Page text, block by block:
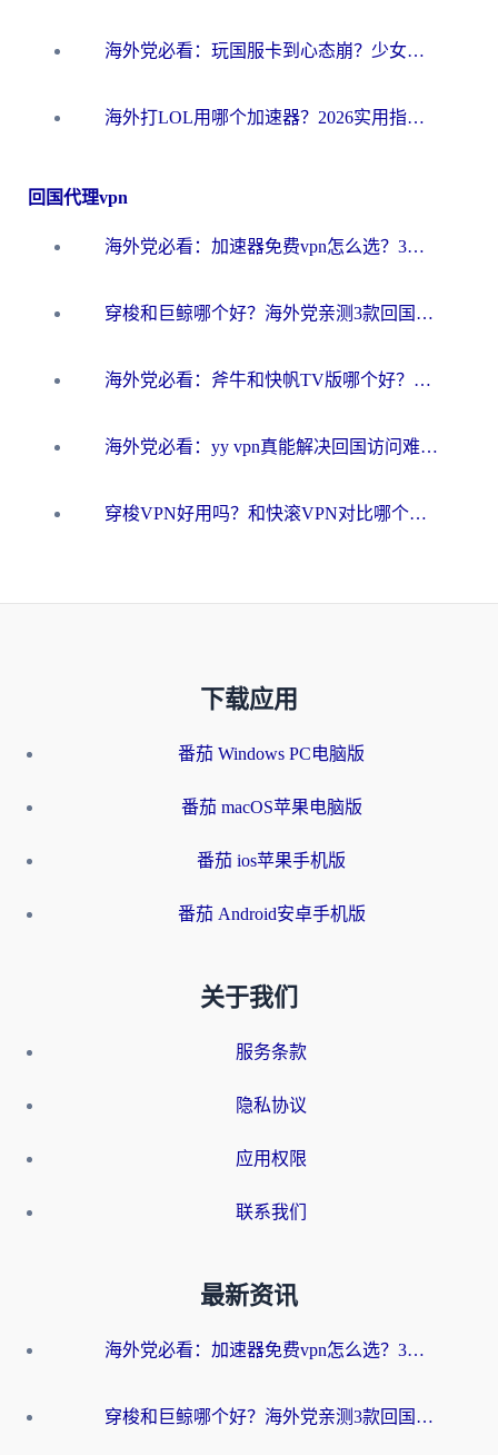
海外党必看：玩国服卡到心态崩？少女前线云图计划加速器免费推荐+碧蓝航线足球世界流畅攻略
海外打LOL用哪个加速器？2026实用指南：从延迟到设备适配，一篇解决你的国服游戏痛点
回国代理vpn
海外党必看：加速器免费vpn怎么选？3步教你无缝访问国内资源
穿梭和巨鲸哪个好？海外党亲测3款回国加速器，教你避开90%的坑
海外党必看：斧牛和快帆TV版哪个好？3分钟选对回国加速器，无缝刷B站、追热剧
海外党必看：yy vpn真能解决回国访问难题？附云极initap测评+免费方案对比
穿梭VPN好用吗？和快滚VPN对比哪个回国效果更好？海外党选回国加速器必看指南
下载应用
番茄 Windows PC电脑版
番茄 macOS苹果电脑版
番茄 ios苹果手机版
番茄 Android安卓手机版
关于我们
服务条款
隐私协议
应用权限
联系我们
最新资讯
海外党必看：加速器免费vpn怎么选？3步教你无缝访问国内资源
穿梭和巨鲸哪个好？海外党亲测3款回国加速器，教你避开90%的坑